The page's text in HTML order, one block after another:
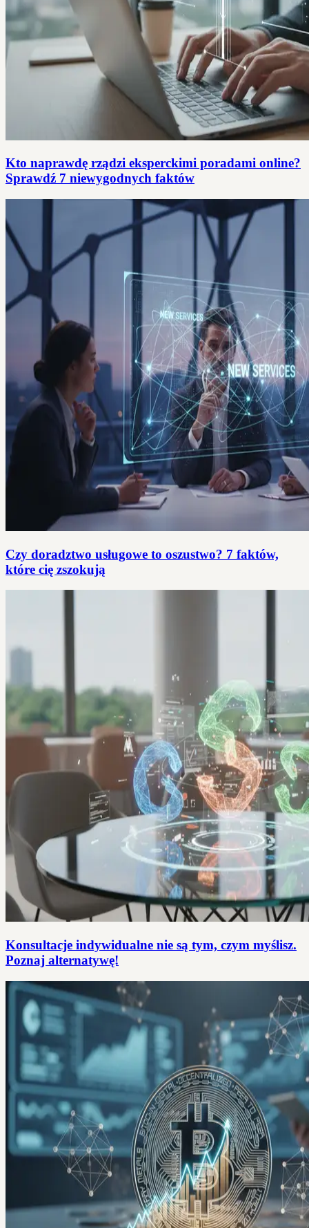
Kto naprawdę rządzi eksperckimi poradami online?
Sprawdź 7 niewygodnych faktów
Czy doradztwo usługowe to oszustwo? 7 faktów,
które cię zszokują
Konsultacje indywidualne nie są tym, czym myślisz.
Poznaj alternatywę!